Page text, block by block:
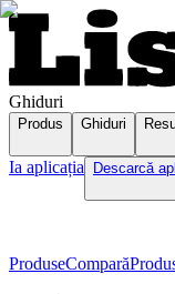
Ghiduri
Produs Ghiduri
Ia aplicația Descarcă
ProduseCompară